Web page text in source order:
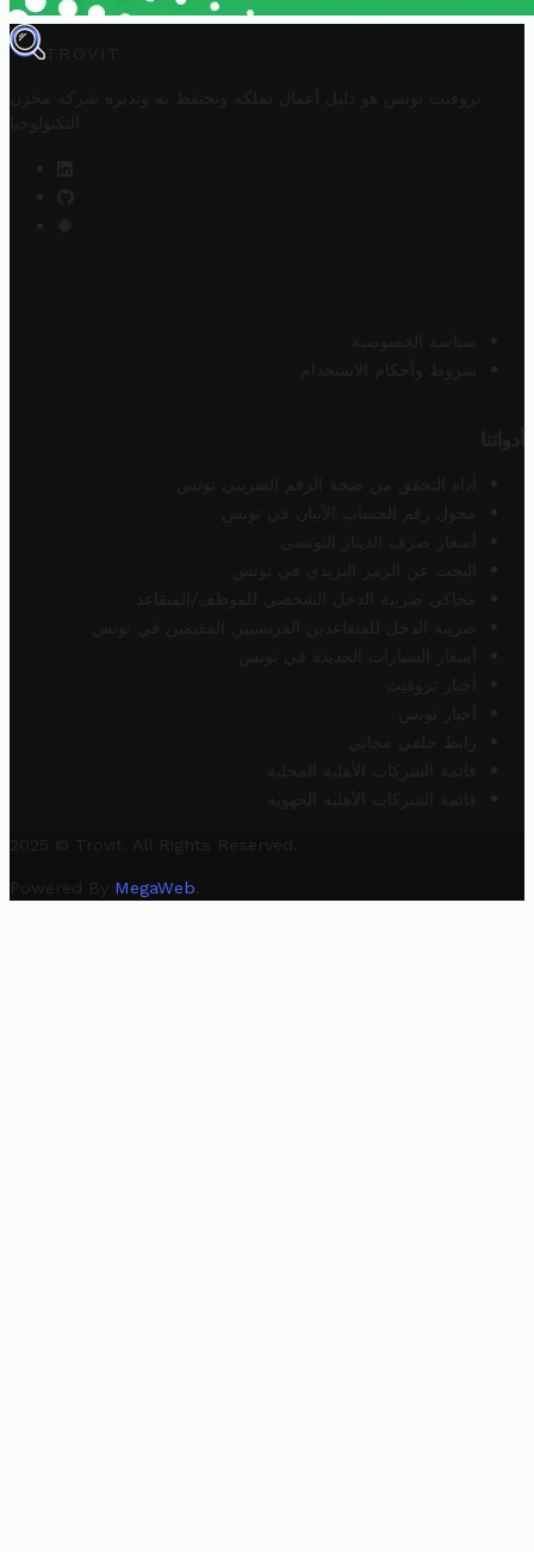
TROVIT
تروفيت تونس هو دليل أعمال تملكه وتحتفظ به وتديره
شركة مخزن
التكنولوجيا
سياسة الخصوصية
شروط وأحكام الاستخدام
أدواتنا
أداة التحقق من صحة الرقم الضريبي تونس
محول رقم الحساب الآيبان في تونس
أسعار صرف الدينار التونسي
البحث عن الرمز البريدي في تونس
محاكي ضريبة الدخل الشخصي للموظف/المتقاعد
ضريبة الدخل للمتقاعدين الفرنسيين المقيمين في تونس
أسعار السيارات الجديدة في تونس
أخبار تروفيت
أخبار تونس
رابط خلفي مجاني
قائمة الشركات الأهلية المحلية
قائمة الشركات الأهلية الجهوية
2025 © Trovit. All Rights Reserved.
Powered By MegaWeb